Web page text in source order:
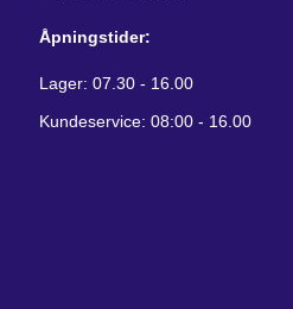
Åpningstider:
Lager: 07.30 - 16.00
Kundeservice: 08:00 - 16.00